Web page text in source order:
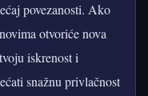
povezanosti. Ako
otvoriće nova
iskrenost i
snažnu privlačnost